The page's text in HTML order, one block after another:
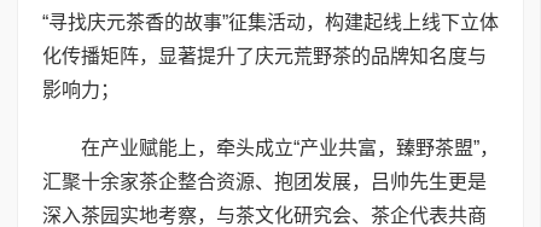
“寻找庆元茶香的故事”征集活动，构建起线上线下立体
化传播矩阵，显著提升了庆元荒野茶的品牌知名度与
影响力；
在产业赋能上，牵头成立“产业共富，臻野茶盟”，
汇聚十余家茶企整合资源、抱团发展，吕帅先生更是
深入茶园实地考察，与茶文化研究会、茶企代表共商